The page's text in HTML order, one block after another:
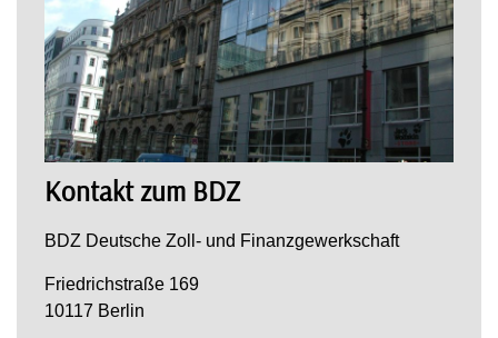
Kontakt zum BDZ
BDZ Deutsche Zoll- und Finanzgewerkschaft
Friedrichstraße 169
10117 Berlin